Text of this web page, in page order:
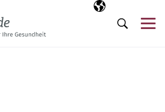
Ausgewählte
DE
Suche